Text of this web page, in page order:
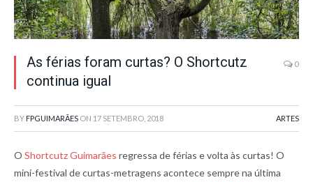
As férias foram curtas? O Shortcutz
continua igual
0
BY FPGUIMARÃES ON 17 SETEMBRO, 2018 ARTES
O Shortcutz Guimarães regressa de férias e volta às curtas! O
mini-festival de curtas-metragens acontece sempre na última